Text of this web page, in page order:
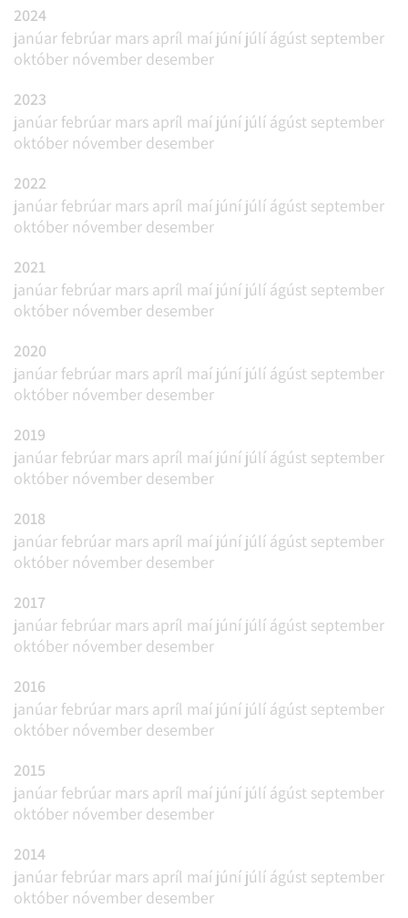
2024
janúar febrúar mars apríl maí júní júlí ágúst september
október nóvember desember
2023
janúar febrúar mars apríl maí júní júlí ágúst september
október nóvember desember
2022
janúar febrúar mars apríl maí júní júlí ágúst september
október nóvember desember
2021
janúar febrúar mars apríl maí júní júlí ágúst september
október nóvember desember
2020
janúar febrúar mars apríl maí júní júlí ágúst september
október nóvember desember
2019
janúar febrúar mars apríl maí júní júlí ágúst september
október nóvember desember
2018
janúar febrúar mars apríl maí júní júlí ágúst september
október nóvember desember
2017
janúar febrúar mars apríl maí júní júlí ágúst september
október nóvember desember
2016
janúar febrúar mars apríl maí júní júlí ágúst september
október nóvember desember
2015
janúar febrúar mars apríl maí júní júlí ágúst september
október nóvember desember
2014
janúar febrúar mars apríl maí júní júlí ágúst september
október nóvember desember